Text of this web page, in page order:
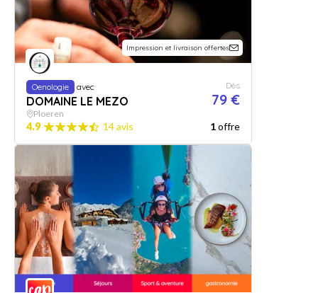
Impression et livraison offertes
Oenologie avec
DOMAINE LE MEZO
Dès
79 €
Ploeren
4.9 14 avis 1offre